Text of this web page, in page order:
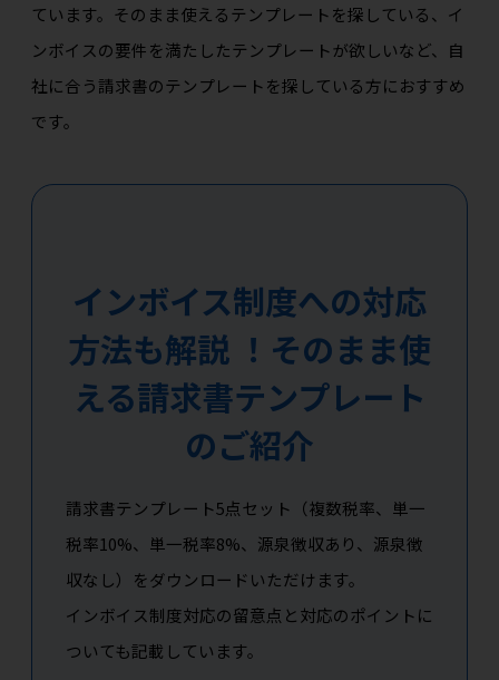
ています。そのまま使えるテンプレートを探している、イ
ンボイスの要件を満たしたテンプレートが欲しいなど、自
社に合う請求書のテンプレートを探している方におすすめ
です。
インボイス制度への対応
方法も解説 ！そのまま使
える請求書テンプレート
のご紹介
請求書テンプレート5点セット（複数税率、単一
税率10%、単一税率8%、源泉徴収あり、源泉徴
収なし）をダウンロードいただけます。
インボイス制度対応の留意点と対応のポイントに
ついても記載しています。